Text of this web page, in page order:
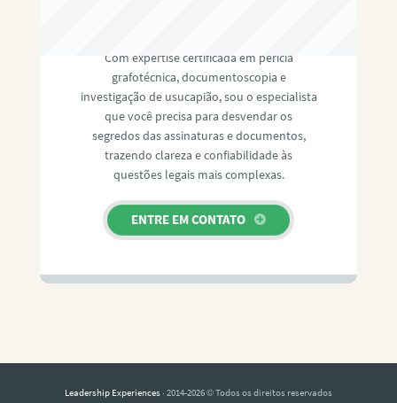
Com expertise certificada em perícia
grafotécnica, documentoscopia e
investigação de usucapião, sou o especialista
que você precisa para desvendar os
segredos das assinaturas e documentos,
trazendo clareza e confiabilidade às
questões legais mais complexas.
ENTRE EM CONTATO
Leadership Experiences · 2014-2026 © Todos os direitos reservados